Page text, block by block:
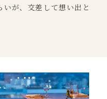
が、交差して想い出と